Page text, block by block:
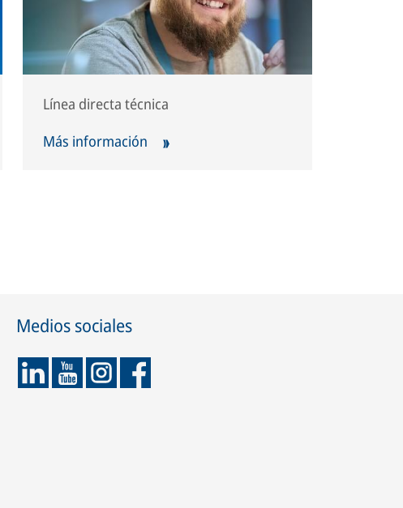
Línea directa técnica
Más información
Medios sociales